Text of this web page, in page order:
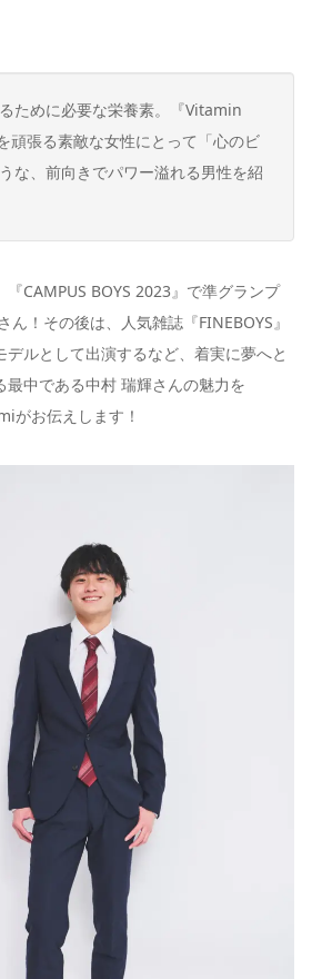
ために必要な栄養素。『Vitamin
頑張る素敵な女性にとって「心のビ
な、前向きでパワー溢れる男性を紹
『CAMPUS BOYS 2023』で準グランプ
ん！その後は、人気雑誌『FINEBOYS』
デルとして出演するなど、着実に夢へと
最中である中村 瑞輝さんの魅力を
がお伝えします！